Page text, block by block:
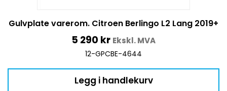
Gulvplate varerom. Citroen Berlingo L2 Lang 2019+
5 290 kr Ekskl. MVA
12-GPCBE-4644
Legg i handlekurv